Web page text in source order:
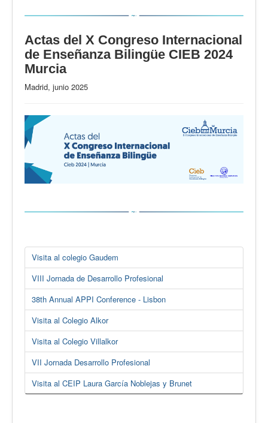
Actas del X Congreso Internacional
de Enseñanza Bilingüe CIEB 2024
Murcia
Madrid, junio 2025
Visita al colegio Gaudem
VIII Jornada de Desarrollo Profesional
38th Annual APPI Conference - Lisbon
Visita al Colegio Alkor
Visita al Colegio Villalkor
VII Jornada Desarrollo Profesional
Visita al CEIP Laura García Noblejas y Brunet